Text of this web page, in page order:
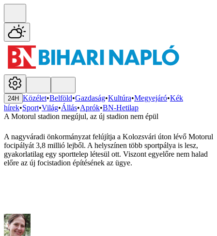
24H Közélet•Belföld•Gazdaság•Kultúra•Megyejáró•Kék
hírek•Sport•Világ•Állás•Aprók•BN-Hetilap
A Motorul stadion megújul, az új stadion nem épül
A nagyváradi önkormányzat felújítja a Kolozsvári úton lévő Motorul
focipályát 3,8 millió lejből. A helyszínen több sportpálya is lesz,
gyakorlatilag egy sporttelep létesül ott. Viszont egyelőre nem halad
előre az új focistadion építésének az ügye.